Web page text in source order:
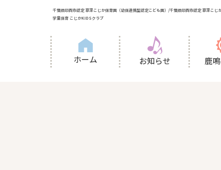
千葉県印西市認定 草深こじか保育園（幼保連携型認定こども園）/千葉県印西市認定 草深こじ
学童保育 こじかKIDSクラブ
ホーム お知らせ 鹿